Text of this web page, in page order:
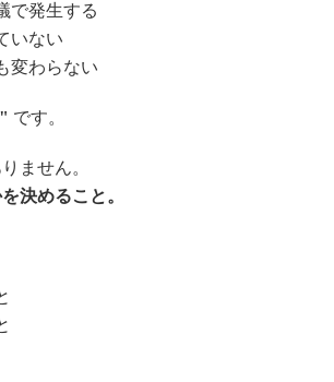
で発生する
いない
変わらない
です。
ません。
決めること。